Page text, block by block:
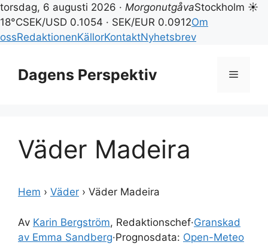
torsdag, 6 augusti 2026 · MorgonutgåvaStockholm ☀
18°CSEK/USD 0.1054 · SEK/EUR 0.0912Om
ossRedaktionenKällorKontaktNyhetsbrev
innehållDagens Perspektiv Meny
Väder Madeira
Hem › Väder › Väder Madeira
Av Karin Bergström, Redaktionschef·Granskad
av Emma Sandberg·Prognosdata: Open-Meteo